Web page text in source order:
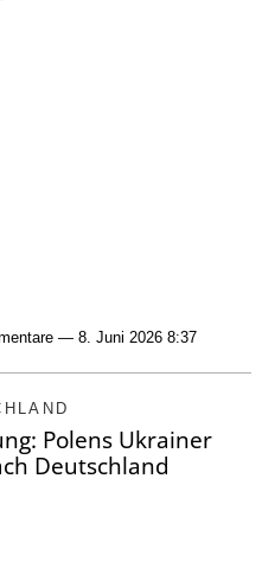
— 8. Juni 2026 8:37
Polens Ukrainer
Deutschland